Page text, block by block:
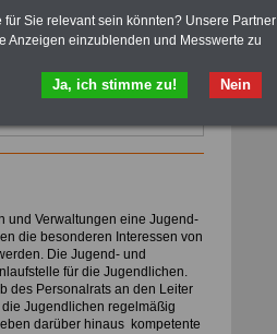
und Kommunen.
Zum Komplettpreis von 10,00
und MwSt.) kann das >>>eBook
hier bestellt werden
und Verwaltungen eine Jugend-
die besonderen Interessen von
Die Jugend- und
für die Jugendlichen.
des Personalrats an den Leiter
Jugendlichen regelmäßig
darüber hinaus kompetente
Sie relevant sein könnten? Unsere Partner
Anzeigen einzublenden und Messwerte zu
Nein
Ja, ich stimme zu!